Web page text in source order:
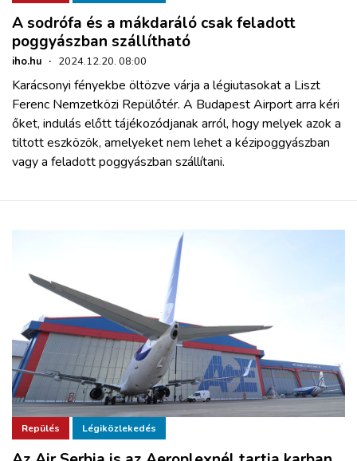
A sodrófa és a mákdaráló csak feladott
poggyászban szállítható
iho.hu · 2024.12.20. 08:00
Karácsonyi fényekbe öltözve várja a légiutasokat a Liszt
Ferenc Nemzetközi Repülőtér. A Budapest Airport arra kéri
őket, indulás előtt tájékozódjanak arról, hogy melyek azok a
tiltott eszközök, amelyeket nem lehet a kézipoggyászban
vagy a feladott poggyászban szállítani.
Repülés Légiközlekedés